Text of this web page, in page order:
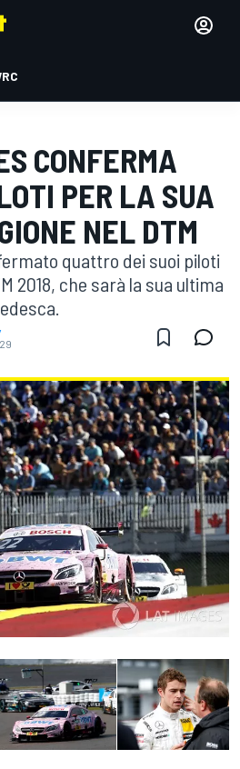
CONFERMA
PER LA SUA
NEL DTM
quattro dei suoi piloti
2018, che sarà la sua ultima